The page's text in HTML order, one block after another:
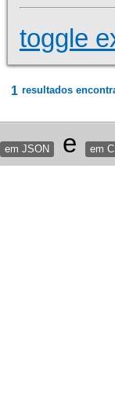
toggle
1 resultados
em JSON e em